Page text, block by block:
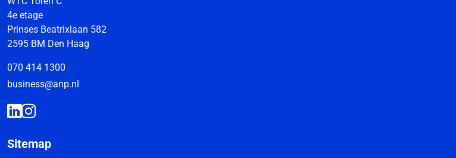
4e etage
Prinses Beatrixlaan 582
2595 BM Den Haag
070 414 1300
business@anp.nl
Sitemap